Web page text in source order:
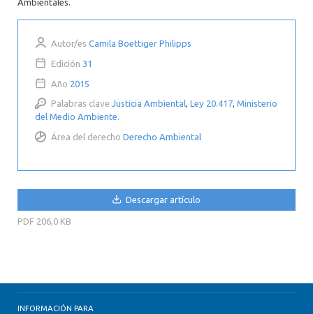
Ambientales.
Autor/es Camila Boettiger Philipps
Edición 31
Año 2015
Palabras clave Justicia Ambiental, Ley 20.417, Ministerio
del Medio Ambiente.
Área del derecho Derecho Ambiental
Descargar artículo
PDF 206,0 KB
INFORMACIÓN PARA